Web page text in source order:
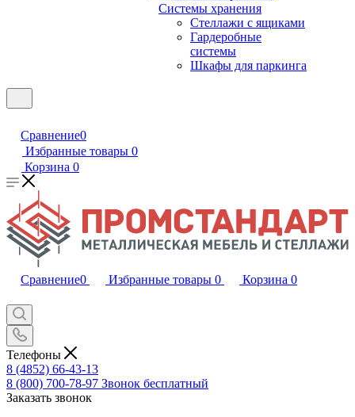
Системы хранения
Стеллажи с ящиками
Гардеробные
системы
Шкафы для паркинга
Сравнение0
Избранные товары 0
Корзина 0
Сравнение0 Избранные товары 0 Корзина 0
Телефоны
8 (4852) 66-43-13
8 (800) 700-78-97 Звонок бесплатный
Заказать звонок